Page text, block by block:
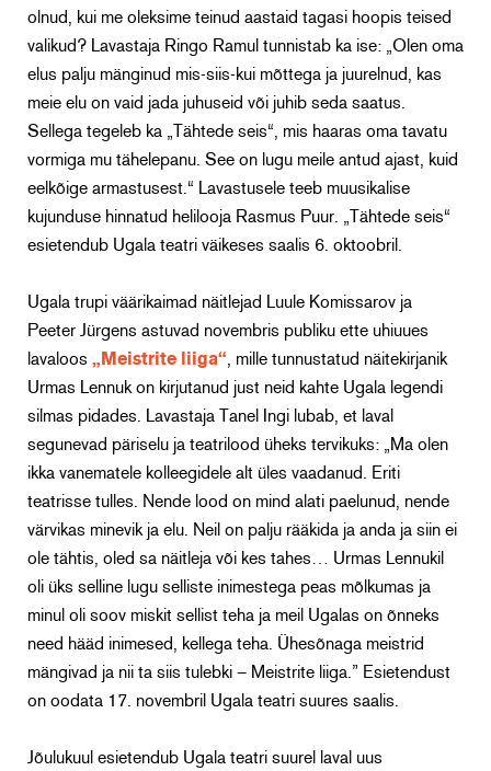
olnud, kui me oleksime teinud aastaid tagasi hoopis teised
valikud? Lavastaja Ringo Ramul tunnistab ka ise: „Olen oma
elus palju mänginud mis-siis-kui mõttega ja juurelnud, kas
meie elu on vaid jada juhuseid või juhib seda saatus.
Sellega tegeleb ka „Tähtede seis“, mis haaras oma tavatu
vormiga mu tähelepanu. See on lugu meile antud ajast, kuid
eelkõige armastusest.“ Lavastusele teeb muusikalise
kujunduse hinnatud helilooja Rasmus Puur. „Tähtede seis“
esietendub Ugala teatri väikeses saalis 6. oktoobril.
Ugala trupi väärikaimad näitlejad Luule Komissarov ja
Peeter Jürgens astuvad novembris publiku ette uhiuues
lavaloos „Meistrite liiga“ , mille tunnustatud näitekirjanik
Urmas Lennuk on kirjutanud just neid kahte Ugala legendi
silmas pidades. Lavastaja Tanel Ingi lubab, et laval
segunevad päriselu ja teatrilood üheks tervikuks: „Ma olen
ikka vanematele kolleegidele alt üles vaadanud. Eriti
teatrisse tulles. Nende lood on mind alati paelunud, nende
värvikas minevik ja elu. Neil on palju rääkida ja anda ja siin ei
ole tähtis, oled sa näitleja või kes tahes… Urmas Lennukil
oli üks selline lugu selliste inimestega peas mõlkumas ja
minul oli soov miskit sellist teha ja meil Ugalas on õnneks
need hääd inimesed, kellega teha. Ühesõnaga meistrid
mängivad ja nii ta siis tulebki – Meistrite liiga.” Esietendust
on oodata 17. novembril Ugala teatri suures saalis.
Jõulukuul esietendub Ugala teatri suurel laval uus